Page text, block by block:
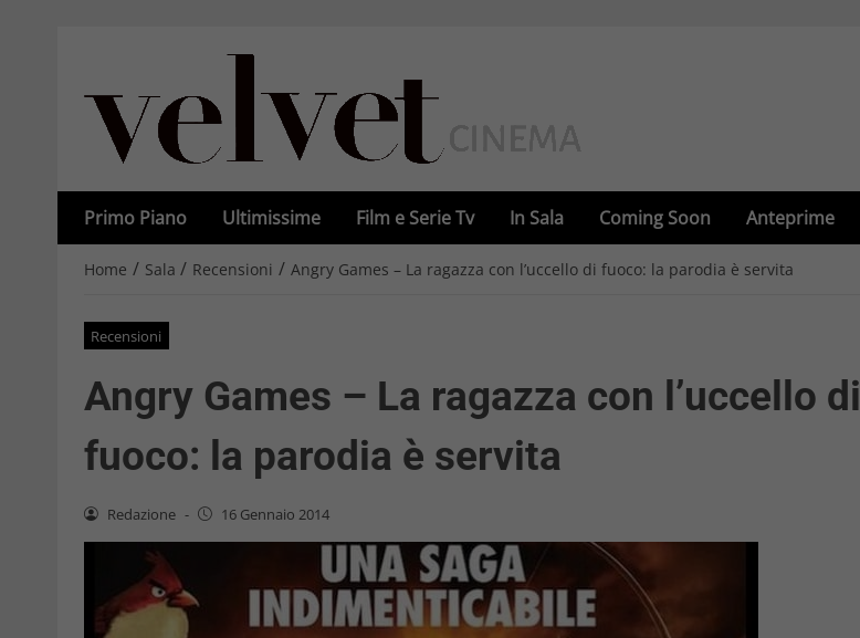
Primo Piano Ultimissime Film e Serie Tv In Sala Coming Soon Anteprime
Home / Sala / Recensioni / Angry Games – La ragazza con l’uccello di fuoco: la parodia è servita
Recensioni
Angry Games – La ragazza con l’uccello di
fuoco: la parodia è servita
Redazione - 16 Gennaio 2014